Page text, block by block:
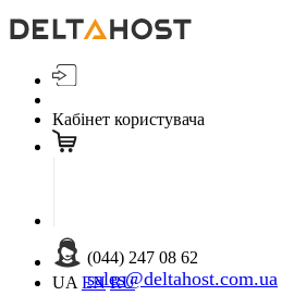
Кабінет користувача
(044) 247 08 62
sales@deltahost.com.ua
UA EN RU